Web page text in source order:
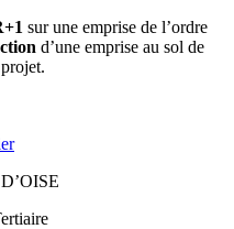
sur une emprise de l’ordre
d’une emprise au sol de